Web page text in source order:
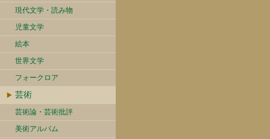
現代文学・読み物
児童文学
絵本
世界文学
フォークロア
芸術
芸術論・芸術批評
美術アルバム